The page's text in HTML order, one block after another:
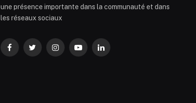
une présence importante dans la communauté et dans
les réseaux sociaux
FacebookTwitterInstagramYouTubeLinkedIn